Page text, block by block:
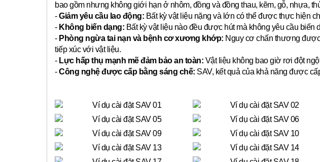
bao gồm nhưng không giới hạn ở nhôm, đồng và đồng thau, kẽm, gỗ, nhựa,
-Giảm yêu cầu lao động: Bất kỳ vật liệu nặng và lớn có thể được thực hiện
- Không biến dạng: Bất kỳ vật liệu nào đều được hút mà không yêu cầu biến
- Phòng ngừa tai nạn và bệnh cơ xương khớp: Nguy cơ chấn thương
tiếp xúc với vật liệu.
- Lực hấp thụ mạnh mẽ đảm bảo an toàn: Vật liệu không bao giờ rơi đột
-Công nghệ được cấp bằng sáng chế: SAV, kết quả của khả năng được